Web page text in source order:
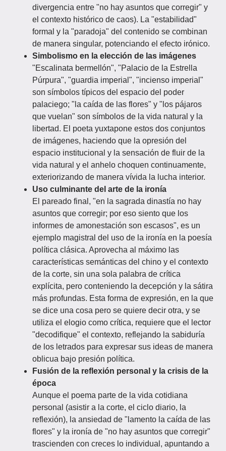
divergencia entre "no hay asuntos que corregir" y
el contexto histórico de caos). La "estabilidad"
formal y la "paradoja" del contenido se combinan
de manera singular, potenciando el efecto irónico.
Simbolismo en la elección de las imágenes
"Escalinata bermellón", "Palacio de la Estrella
Púrpura", "guardia imperial", "incienso imperial"
son símbolos típicos del espacio del poder
palaciego; "la caída de las flores" y "los pájaros
que vuelan" son símbolos de la vida natural y la
libertad. El poeta yuxtapone estos dos conjuntos
de imágenes, haciendo que la opresión del
espacio institucional y la sensación de fluir de la
vida natural y el anhelo choquen continuamente,
exteriorizando de manera vívida la lucha interior.
Uso culminante del arte de la ironía
El pareado final, "en la sagrada dinastía no hay
asuntos que corregir; por eso siento que los
informes de amonestación son escasos", es un
ejemplo magistral del uso de la ironía en la poesía
política clásica. Aprovecha al máximo las
características semánticas del chino y el contexto
de la corte, sin una sola palabra de crítica
explícita, pero conteniendo la decepción y la sátira
más profundas. Esta forma de expresión, en la que
se dice una cosa pero se quiere decir otra, y se
utiliza el elogio como crítica, requiere que el lector
"decodifique" el contexto, reflejando la sabiduría
de los letrados para expresar sus ideas de manera
oblicua bajo presión política.
Fusión de la reflexión personal y la crisis de la
época
Aunque el poema parte de la vida cotidiana
personal (asistir a la corte, el ciclo diario, la
reflexión), la ansiedad de "lamento la caída de las
flores" y la ironía de "no hay asuntos que corregir"
trascienden con creces lo individual, apuntando a